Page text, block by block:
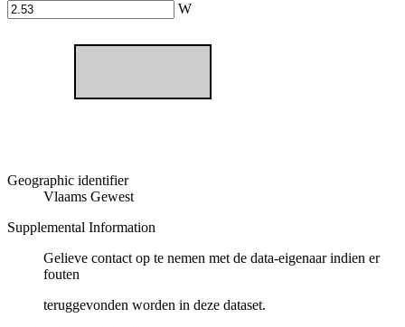
W
Geographic identifier
Vlaams Gewest
Supplemental Information
Gelieve contact op te nemen met de data-eigenaar indien er
fouten
teruggevonden worden in deze dataset.